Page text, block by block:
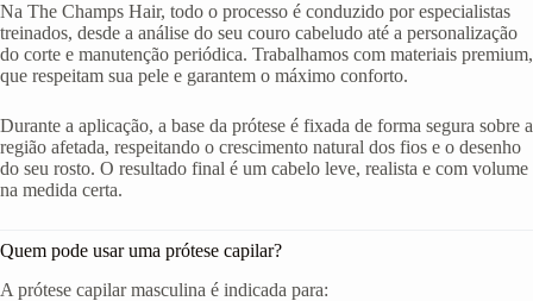
Na The Champs Hair, todo o processo é conduzido por especialistas
treinados, desde a análise do seu couro cabeludo até a personalização
do corte e manutenção periódica. Trabalhamos com materiais premium,
que respeitam sua pele e garantem o máximo conforto.
Durante a aplicação, a base da prótese é fixada de forma segura sobre a
região afetada, respeitando o crescimento natural dos fios e o desenho
do seu rosto. O resultado final é um cabelo leve, realista e com volume
na medida certa.
Quem pode usar uma prótese capilar?
A prótese capilar masculina é indicada para: